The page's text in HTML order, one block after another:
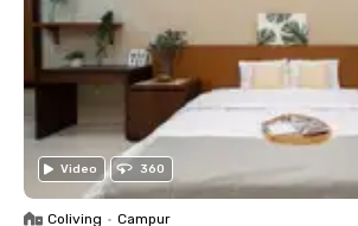
Video 360
Coliving • Campur